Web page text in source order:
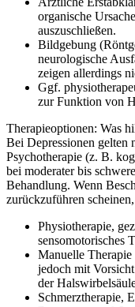
organische
auszuschließen.
Bildgebung
neurologische
zeigen allerdings
Ggf.
zur Funktion von
Therapieoptionen: Was
Bei Depressionen gelten
Psychotherapie (z. B.
bei moderater bis
Behandlung. Wenn
zurückzuführen
Physiotherapie,
sensomotorisches
Manuelle
jedoch mit
der
Schmerztherapie,